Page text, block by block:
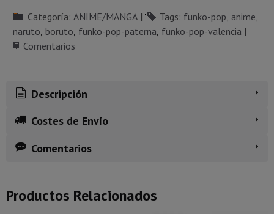
Categoría: ANIME/MANGA | Tags: funko-pop anime
naruto boruto funko-pop-paterna funko-pop-valencia |
Comentarios
Descripción
Costes de Envío
Comentarios
Productos Relacionados